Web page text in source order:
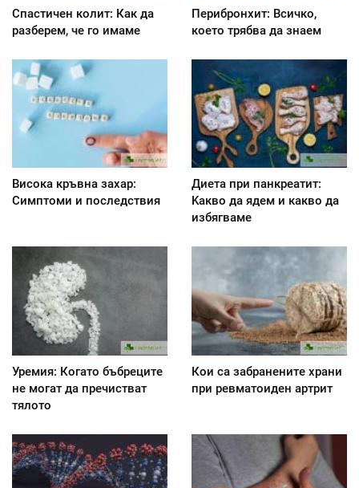
Спастичен колит: Как да
разберем, че го имаме
Перибронхит: Всичко,
което трябва да знаем
Висока кръвна захар:
Симптоми и последствия
Диета при панкреатит:
Kакво да ядем и какво да
избягваме
Уремия: Когато бъбреците
не могат да пречистват
тялото
Кои са забранените храни
при ревматоиден артрит